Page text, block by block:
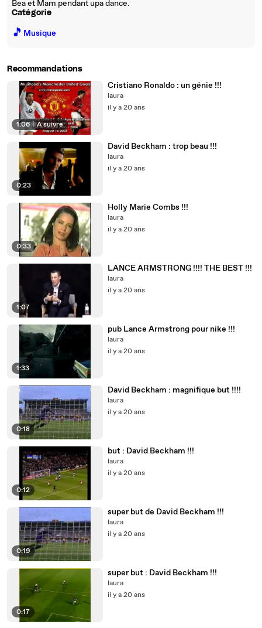
Bea et Mam pendant upa dance.
Catégorie
🎵 Musique
Recommandations
1:06 | À suivre
Cristiano Ronaldo : un génie !!!
laura
il y a 20 ans
0:23
David Beckham : trop beau !!!
laura
il y a 20 ans
0:33
Holly Marie Combs !!!
laura
il y a 20 ans
1:07
LANCE ARMSTRONG !!!! THE BEST !!!
laura
il y a 20 ans
1:33
pub Lance Armstrong pour nike !!!
laura
il y a 20 ans
0:18
David Beckham : magnifique but !!!!
laura
il y a 20 ans
0:12
but : David Beckham !!!
laura
il y a 20 ans
0:19
super but de David Beckham !!!
laura
il y a 20 ans
0:17
super but : David Beckham !!!
laura
il y a 20 ans